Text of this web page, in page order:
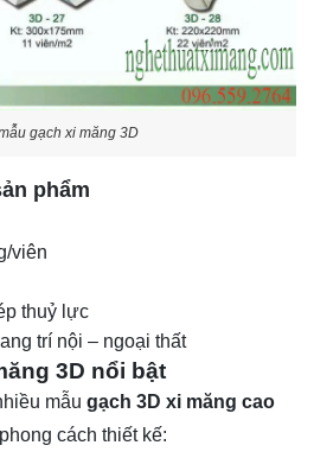
gạch xi măng 3D
phẩm
viên
thuỷ lực
trí nội – ngoại thất
3D nổi bật
mẫu gạch 3D xi măng cao
cách thiết kế: